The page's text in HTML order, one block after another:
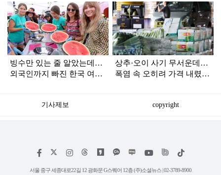
탑
라
인
빙수만 있는 줄 알았는데…
외국인까지 빠진 한국 여름
상추·오이 사기 무서운데…
폭염 속 오히려 가격 내렸다
기사제보 copyright
페
스
인
타
위
트
틱
서울 중구 세종대로22길 12 광화문 G스퀘어 12층 (주)소셜뉴스 | 02-3789-8900